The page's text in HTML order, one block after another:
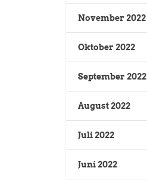
November 2022
Oktober 2022
September 2022
August 2022
Juli 2022
Juni 2022